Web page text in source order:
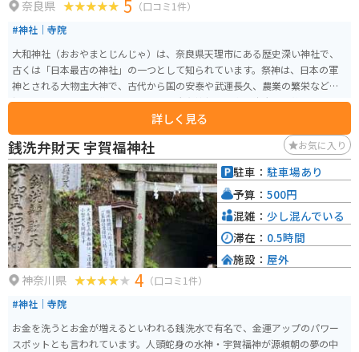
奈良県 5 （口コミ1件）
#神社｜寺院
大和神社（おおやまとじんじゃ）は、奈良県天理市にある歴史深い神社で、
古くは「日本最古の神社」の一つとして知られています。祭神は、日本の軍
神とされる大物主大神で、古代から国の安泰や武運長久、農業の繁栄などを
祈る場として信仰を集めてきました。大和神社の境内は広大で、静寂な雰囲
気が漂い、四季折々の自然が楽しめる美しい場所です。特に春には桜が咲き
誇り、多くの参拝者が訪れます。 また、重要文化財に指定されている本殿や
拝殿は、古代の建築様式を今に伝える貴重な建造物です。毎年10月には「大
和神社例大祭」が行われ、神輿渡御や伝統的な舞楽が奉納されるなど、地域
の重要な行事として賑わいます。神社は、歴史的な背景と自然の美しさを楽
しめる奈良県の代表的な神社の一つです。戦争つい没者の慰霊碑があり、小
さい資料館もあります。そこには戦艦大和の模型がおいており、貴重な写真
なども見ることができます。
詳しく見る
銭洗弁財天 宇賀福神社 お気に入り
神奈川県 4 （口コミ1件）
#神社｜寺院
お金を洗うとお金が増えるといわれる銭洗水で有名で、金運アップのパワー
スポットとも言われています。人頭蛇身の水神・宇賀福神が源頼朝の夢の中
駐車： 駐車場あり
予算： 500円
混雑： 少し混んでいる
滞在： 0.5時間
施設： 屋外